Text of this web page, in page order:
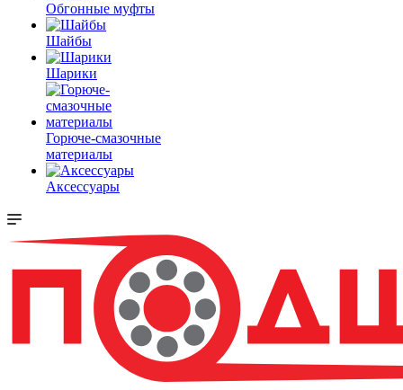
Обгонные муфты
Шайбы
Шарики
Горюче-смазочные
материалы
Аксессуары